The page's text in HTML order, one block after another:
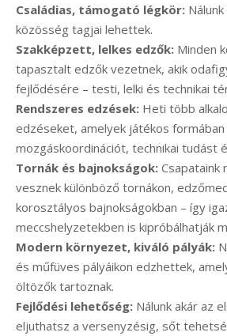
Családias, támogató légkör:
közösség tagjai lehettek.
Szakképzett, lelkes edzők: Minden
tapasztalt edzők vezetnek, akik
fejlődésére – testi, lelki és technikai
Rendszeres edzések: Heti több
edzéseket, amelyek játékos
mozgáskoordinációt, technikai tudást
Tornák és bajnokságok:
vesznek különböző tornákon,
korosztályos bajnokságokban – így
meccshelyzetekben is kipróbálhatják
Modern környezet, kiváló pályák:
és műfüves pályáikon edzhettek,
öltözők tartoznak.
Fejlődési lehetőség: Nálunk akár az
eljuthatsz a versenyzésig, sőt